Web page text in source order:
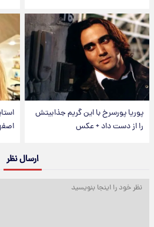
پوریا پورسرخ با این گریم جذابیتش
را از دست داد + عکس
ارسال نظر